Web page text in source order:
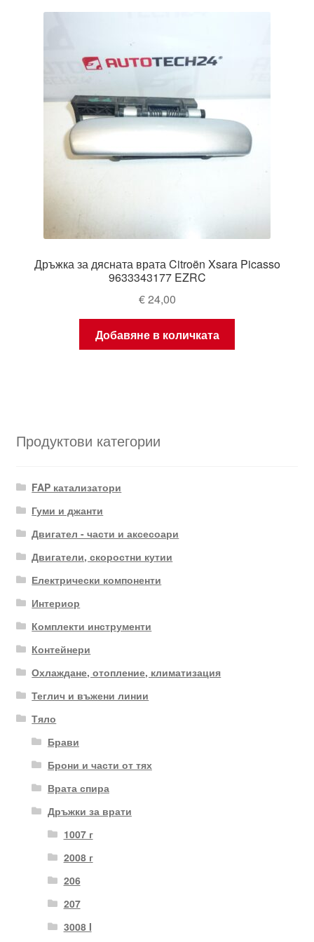
Дръжка за дясната врата Citroën Xsara Picasso
9633343177 EZRC
€24,00
Добавяне в количката
Продуктови категории
FAP катализатори
Гуми и джанти
Двигател - части и аксесоари
Двигатели, скоростни кутии
Електрически компоненти
Интериор
Комплекти инструменти
Контейнери
Охлаждане, отопление, климатизация
Теглич и въжени линии
Тяло
Брави
Брони и части от тях
Врата спира
Дръжки за врати
1007 г
2008 г
206
207
3008 I